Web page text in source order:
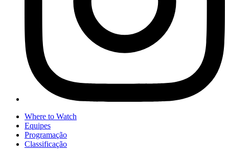
Where to Watch
Equipes
Programação
Classificação